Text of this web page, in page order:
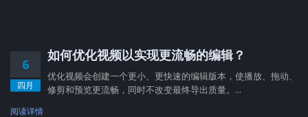
6
四月
如何优化视频以实现更流畅的编辑？
优化视频会创建一个更小、更快速的编辑版本，使播放、拖动、
修剪和预览更流畅，同时不改变最终导出质量。...
阅读详情